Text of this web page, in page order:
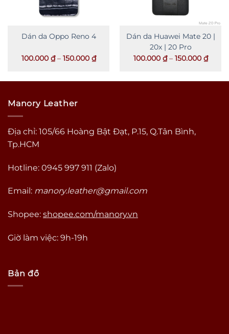
Dán da Oppo Reno 4
100.000 ₫ – 150.000 ₫Khoảng
giá:
Dán da Huawei Mate 20 |
20x | 20 Pro
100.000 ₫ – 150.000 ₫
giá:
Manory Leather
Địa chỉ: 105/66 Hoàng Bật Đạt, P.15, Q.Tân Bình,
Tp.HCM
Hotline: 0945 997 911 (Zalo)
Email: manory.leather@gmail.com
Shopee: shopee.com/manory.vn
Giờ làm việc: 9h-19h
Bản đồ